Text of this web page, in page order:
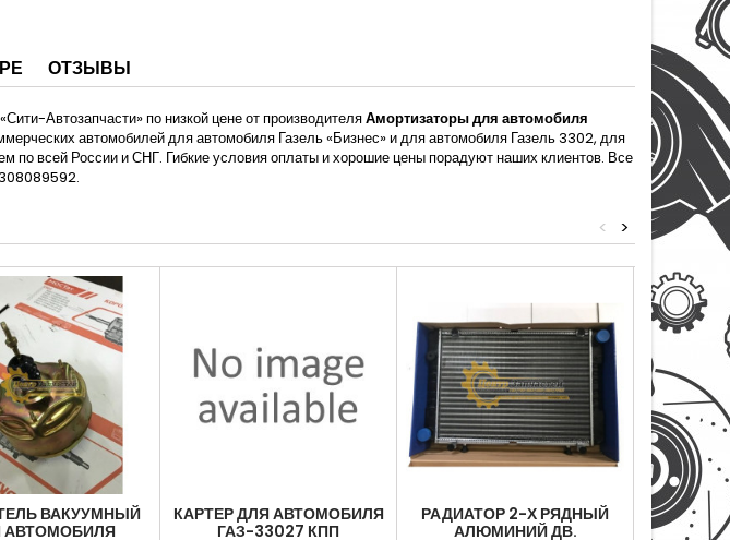
ОТЗЫВЫ
Автозапчасти» по низкой цене от производителяАмортизаторы для автомобиля
автомобилей для автомобиля Газель «Бизнес» и для автомобиля Газель 3302, для
по всей России и СНГ. Гибкие условия оплаты и хорошие цены порадуют наших клиентов. Все
>
<
ВАКУУМНЫЙ
АВТОМОБИЛЯ
КАРТЕР ДЛЯ АВТОМОБИЛЯ
ГАЗ-33027 КПП
РАДИАТОР 2-Х РЯДНЫЙ
АЛЮМИНИЙ ДВ.
ДЛЯ